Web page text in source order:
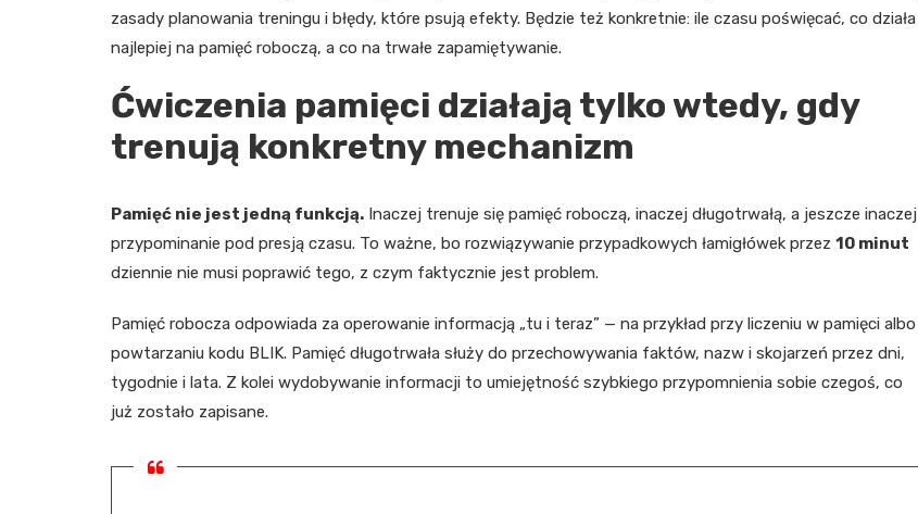
zasady planowania treningu i błędy, które psują efekty. Będzie też konkretnie: ile czasu poświęcać, co działa
najlepiej na pamięć roboczą, a co na trwałe zapamiętywanie.
Ćwiczenia pamięci działają tylko wtedy, gdy
trenują konkretny mechanizm
Pamięć nie jest jedną funkcją. Inaczej trenuje się pamięć roboczą, inaczej długotrwałą, a jeszcze inaczej
przypominanie pod presją czasu. To ważne, bo rozwiązywanie przypadkowych łamigłówek przez 10 minut
dziennie nie musi poprawić tego, z czym faktycznie jest problem.
Pamięć robocza odpowiada za operowanie informacją „tu i teraz” — na przykład przy liczeniu w pamięci albo
powtarzaniu kodu BLIK. Pamięć długotrwała służy do przechowywania faktów, nazw i skojarzeń przez dni,
tygodnie i lata. Z kolei wydobywanie informacji to umiejętność szybkiego przypomnienia sobie czegoś, co
już zostało zapisane.